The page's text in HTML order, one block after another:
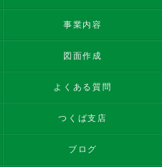
事業内容
図面作成
よくある質問
つくば支店
ブログ